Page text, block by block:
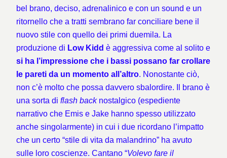
bel brano, deciso, adrenalinico e con un sound e un
ritornello che a tratti sembrano far conciliare bene il
nuovo stile con quello dei primi duemila. La
produzione di Low Kidd è aggressiva come al solito e
si ha l’impressione che i bassi possano far crollare
le pareti da un momento all’altro. Nonostante ciò,
non c’è molto che possa davvero sbalordire. Il brano è
una sorta di flash backnostalgico (espediente
narrativo che Emis e Jake hanno spesso utilizzato
anche singolarmente) in cui i due ricordano l’impatto
che un certo “stile di vita da malandrino” ha avuto
sulle loro coscienze. Cantano “Volevo fare il